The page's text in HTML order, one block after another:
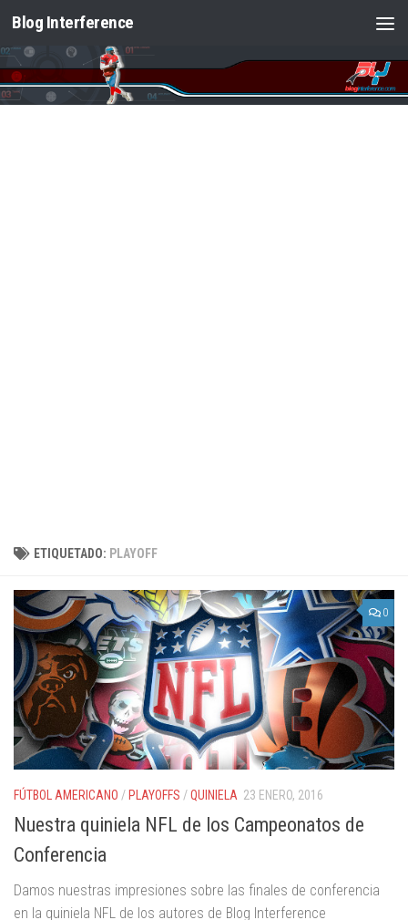
Saltar al contenido
Blog Interference
ETIQUETADO: PLAYOFF
0
FÚTBOL AMERICANO / PLAYOFFS /QUINIELA 23 ENERO, 2016
Nuestra quiniela NFL de los Campeonatos de
Conferencia
Damos nuestras impresiones sobre las finales de conferencia
en la quiniela NFL de los autores de Blog Interference